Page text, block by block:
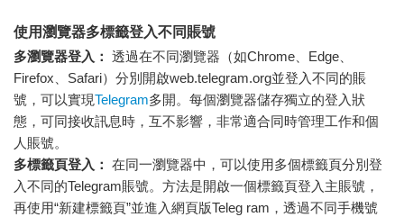
使用瀏覽器多標籤登入不同賬號
多瀏覽器登入： 透過在不同瀏覽器（如Chrome、Edge、
Firefox、Safari）分別開啟web.telegram.org並登入不同的賬
號，可以實現Telegram多開。每個瀏覽器儲存獨立的登入狀
態，可同接收訊息時，互不影響，非常適合同時管理工作和個
人賬號。
多標籤頁登入： 在同一瀏覽器中，可以使用多個標籤頁分別登
入不同的Telegram賬號。方法是開啟一個標籤頁登入主賬號，
再使用“新建標籤頁”並進入網頁版Teleg ram，透過不同手機號